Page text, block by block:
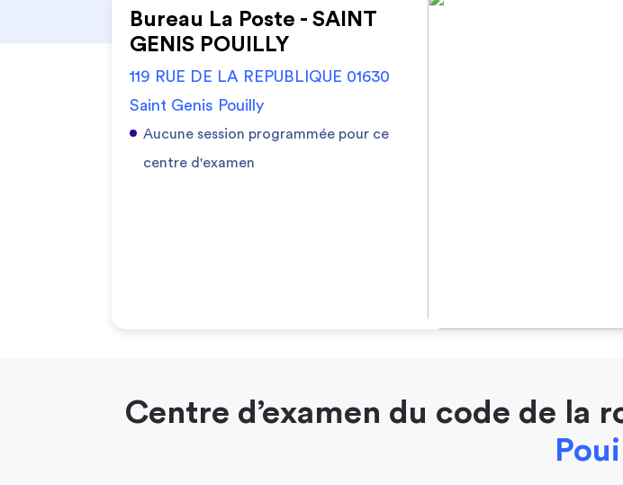
Bureau La Poste - SAINT
GENIS POUILLY
119 RUE DE LA REPUBLIQUE 01630
Saint Genis Pouilly
Aucune session programmée pour ce
centre d'examen
Centre d’examen du code de la